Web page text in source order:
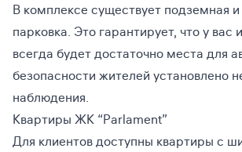
В комплексе существует подземная
парковка. Это гарантирует, что у вас
всегда будет достаточно места для
безопасности жителей установлено
наблюдения.
Квартиры ЖК “Parlament”
Для клиентов доступны квартиры с